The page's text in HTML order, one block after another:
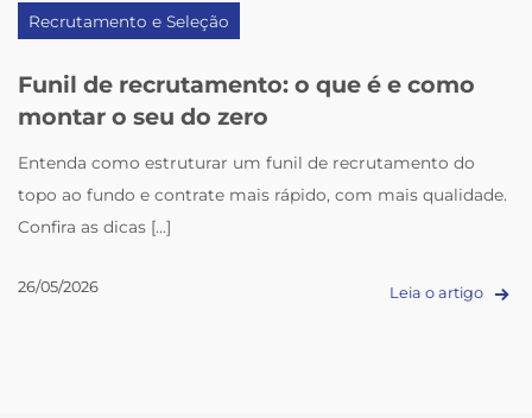
Recrutamento e Seleção
Funil de recrutamento: o que é e como
montar o seu do zero
Entenda como estruturar um funil de recrutamento do
topo ao fundo e contrate mais rápido, com mais qualidade.
Confira as dicas [...]
26/05/2026 Leia o artigo